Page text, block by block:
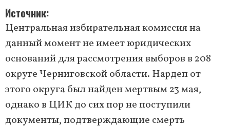
Источник
Центральная избирательная комиссия на
данный момент не имеет юридических
оснований для рассмотрения выборов в 208
округе Черниговской области. Нардеп от
этого округа был найден мертвым 23 мая,
однако в ЦИК до сих пор не поступили
документы, подтверждающие смерть